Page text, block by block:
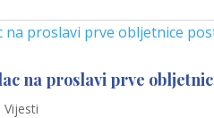
na proslavi prve
Vijesti